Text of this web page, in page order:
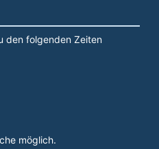
den folgenden Zeiten
möglich.